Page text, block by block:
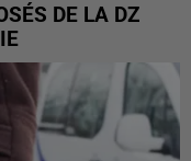
DE LA DZ